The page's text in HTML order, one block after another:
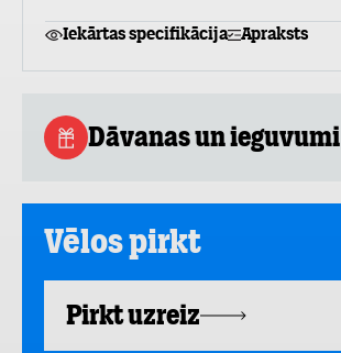
Iekārtas specifikācija Apraksts
Dāvanas un ieguvumi
Vēlos pirkt
Pirkt uzreiz